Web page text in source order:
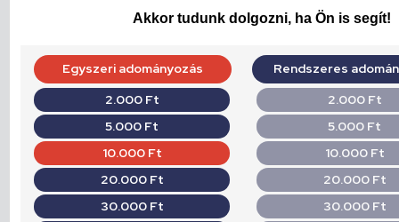
Akkor tudunk dolgozni, ha Ön is segít!